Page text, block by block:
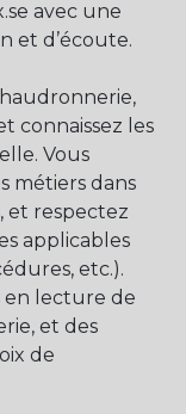
avec une
et d’écoute.
connaissez les
Vous
métiers dans
et respectez
applicables
etc.).
en lecture de
et des
de